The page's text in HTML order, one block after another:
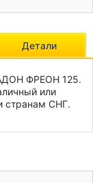
Детали
ФРЕОН 125.
или
странам СНГ.